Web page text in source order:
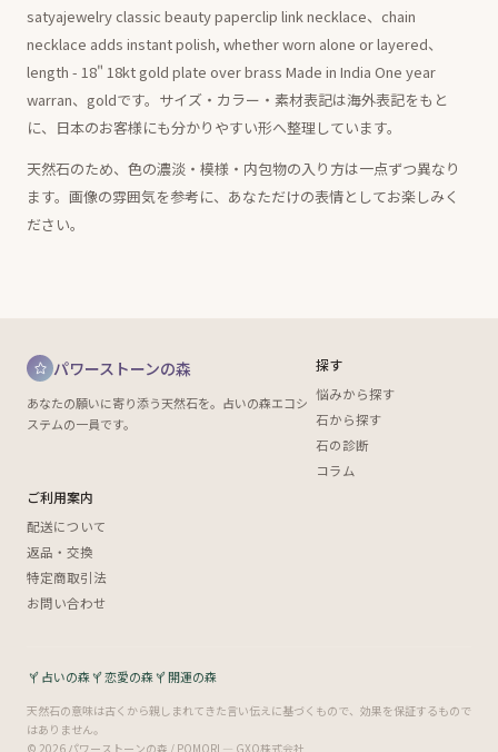
satyajewelry classic beauty paperclip link necklace、chain
necklace adds instant polish, whether worn alone or layered、
length - 18" 18kt gold plate over brass Made in India One year
warran、goldです。サイズ・カラー・素材表記は海外表記をもと
に、日本のお客様にも分かりやすい形へ整理しています。
天然石のため、色の濃淡・模様・内包物の入り方は一点ずつ異なり
ます。画像の雰囲気を参考に、あなただけの表情としてお楽しみく
ださい。
パワーストーンの森
あなたの願いに寄り添う天然石を。占いの森エコシ
ステムの一員です。
探す
悩みから探す
石から探す
石の診断
コラム
ご利用案内
配送について
返品・交換
特定商取引法
お問い合わせ
占いの森 恋愛の森 開運の森
天然石の意味は古くから親しまれてきた言い伝えに基づくもので、効果を保証するもので
はありません。
© 2026 パワーストーンの森 / POMORI — GXO株式会社